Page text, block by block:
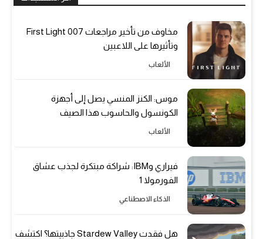
مخاوف من تأخير مراجعات 007 First Light
وتأثيرها على اللاعبين
الألعاب
موس: الكنز المنسي يصل إلى أجهزة
الكونسول والحاسوب هذا الصيف
الألعاب
فيراري وIBM: شراكة مبتكرة لجذب عشاق
الفورمولا 1
الذكاء الاصطناعي
هل فقدت Stardew Valley جاذبيتها؟ اكتشف